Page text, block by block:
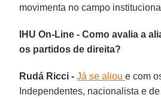
movimenta no campo
IHU On-Line - Como avalia a
os partidos de direita?
Rudá Ricci - Já se alioue com
Independentes, nacionalista e